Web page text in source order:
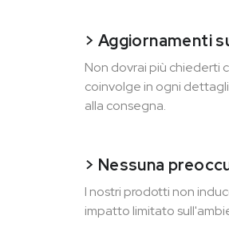
> Aggiornamenti
Non dovrai più chiederti
coinvolge in ogni
alla consegna.
> Nessuna
I nostri prodotti non
impatto limitato